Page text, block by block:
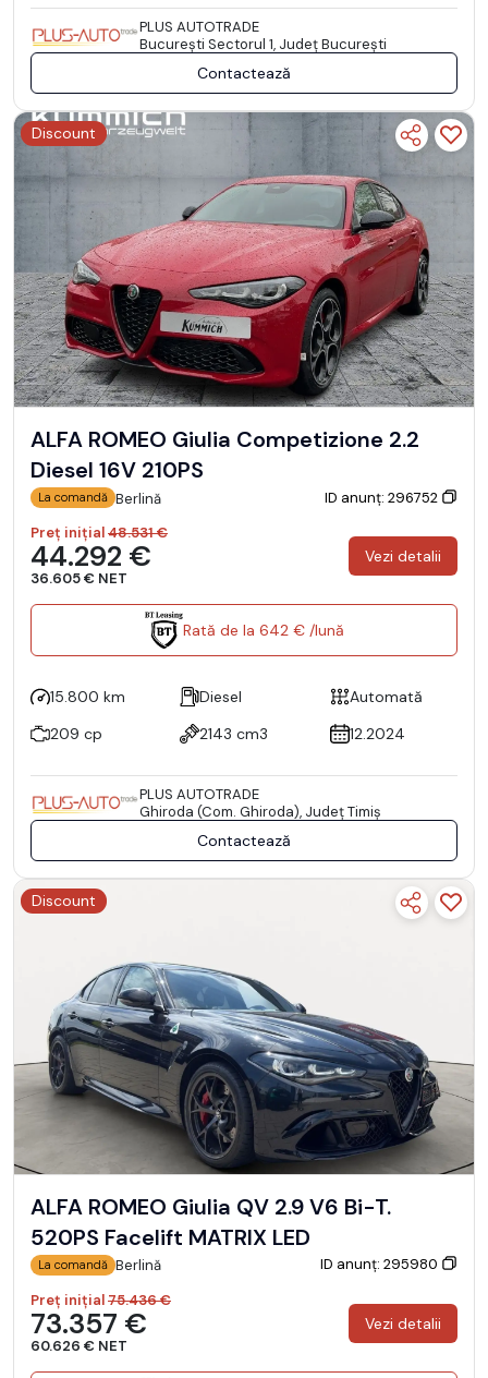
PLUS AUTOTRADE
Bucureşti Sectorul 1, Județ București
Contactează
Discount
ALFA ROMEO Giulia Competizione 2.2
Diesel 16V 210PS
La comandă Berlină
ID anunț: 296752
Preț inițial48.531 €
44.292 €
36.605 € NET
Vezi detalii
Rată de la 642 € /lună
15.800 km Diesel
Automată
209 cp
2143 cm3 12.2024
PLUS AUTOTRADE
Ghiroda (Com. Ghiroda), Județ Timiş
Contactează
Discount
ALFA ROMEO Giulia QV 2.9 V6 Bi-T.
520PS Facelift MATRIX LED
La comandă Berlină
ID anunț: 295980
Preț inițial75.436 €
73.357 €
60.626 € NET
Vezi detalii